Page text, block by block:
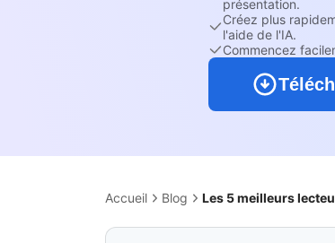
présentation.
Créez plus
l'aide de l'IA.
Commencez
Accueil Blog Les 5 meilleurs